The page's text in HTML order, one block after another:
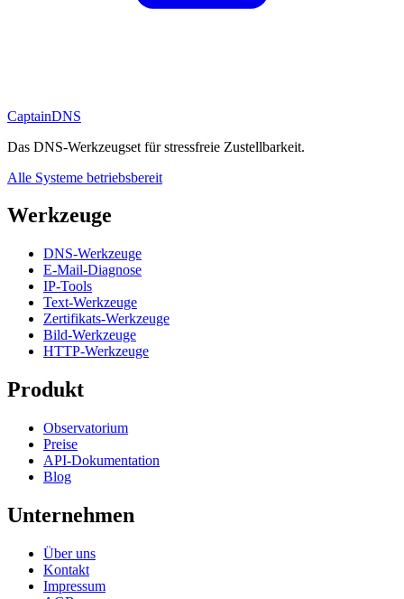
CaptainDNS
Das DNS-Werkzeugset für stressfreie Zustellbarkeit.
Alle Systeme betriebsbereit
Werkzeuge
DNS-Werkzeuge
E-Mail-Diagnose
IP-Tools
Text-Werkzeuge
Zertifikats-Werkzeuge
Bild-Werkzeuge
HTTP-Werkzeuge
Produkt
Observatorium
Preise
API-Dokumentation
Blog
Unternehmen
Über uns
Kontakt
Impressum